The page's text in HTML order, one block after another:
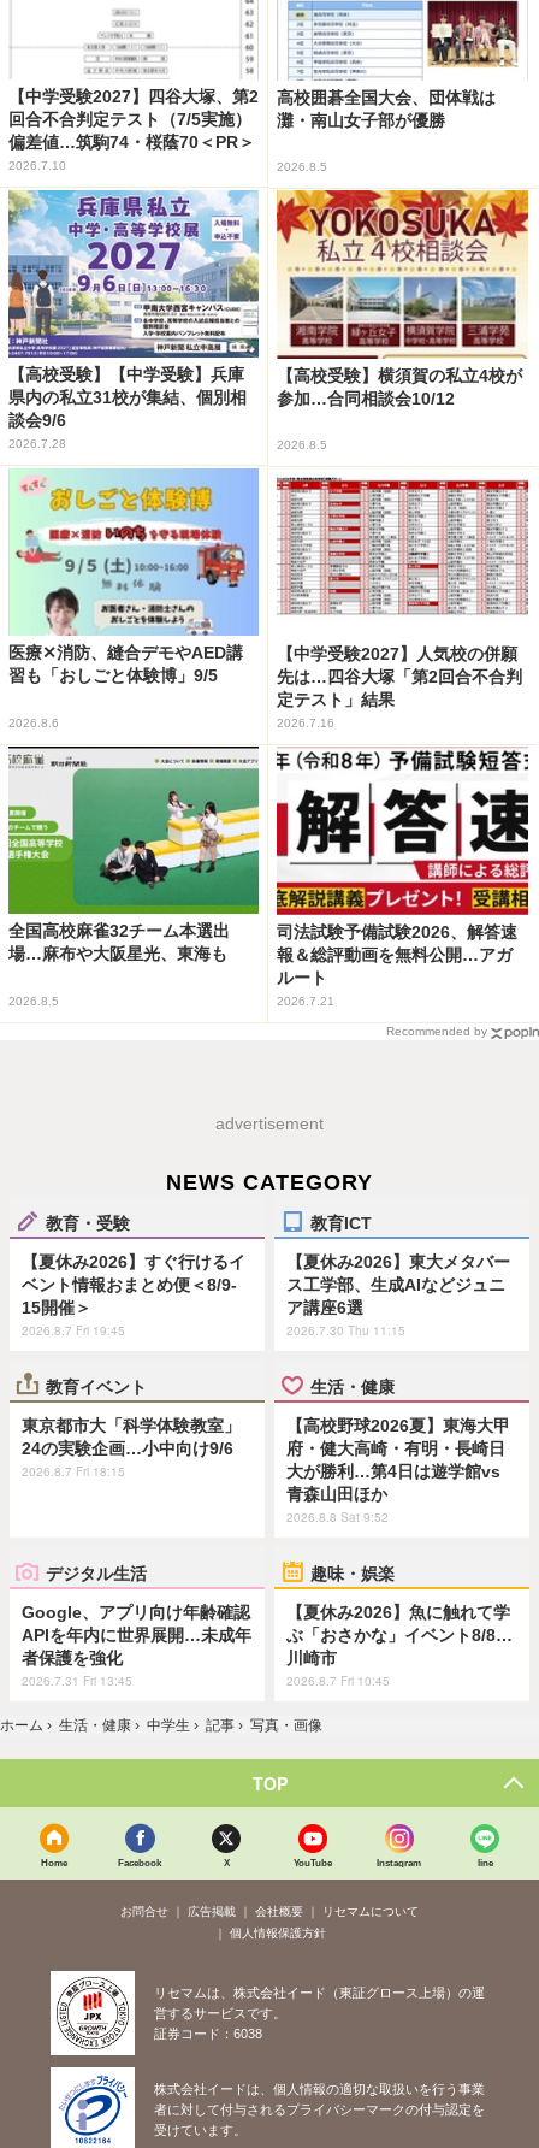
【中学受験2027】四谷大塚、第2
回合不合判定テスト（7/5実施）
偏差値…筑駒74・桜蔭70＜PR＞
2026.7.10
高校囲碁全国大会、団体戦は
灘・南山女子部が優勝
2026.8.5
【高校受験】【中学受験】兵庫
県内の私立31校が集結、個別相
談会9/6
2026.7.28
【高校受験】横須賀の私立4校が
参加…合同相談会10/12
2026.8.5
医療✕消防、縫合デモやAED講
習も「おしごと体験博」9/5
2026.8.6
【中学受験2027】人気校の併願
先は…四谷大塚「第2回合不合判
定テスト」結果
2026.7.16
全国高校麻雀32チーム本選出
場…麻布や大阪星光、東海も
2026.8.5
司法試験予備試験2026、解答速
報＆総評動画を無料公開…アガ
ルート
2026.7.21
Recommended by
advertisement
NEWS CATEGORY
教育・受験
【夏休み2026】すぐ行けるイ
ベント情報おまとめ便＜8/9-
15開催＞
2026.8.7 Fri 19:45
教育ICT
【夏休み2026】東大メタバー
ス工学部、生成AIなどジュニ
ア講座6選
2026.7.30 Thu 11:15
教育イベント
東京都市大「科学体験教室」
24の実験企画…小中向け9/6
2026.8.7 Fri 18:15
生活・健康
【高校野球2026夏】東海大甲
府・健大高崎・有明・長崎日
大が勝利…第4日は遊学館vs
青森山田ほか
2026.8.8 Sat 9:52
デジタル生活
Google、アプリ向け年齢確認
APIを年内に世界展開…未成年
者保護を強化
2026.7.31 Fri 13:45
趣味・娯楽
【夏休み2026】魚に触れて学
ぶ「おさかな」イベント8/8…
川崎市
2026.8.7 Fri 10:45
ホーム › 生活・健康 › 中学生 › 記事 › 写真・画像
TOP
Home Facebook X YouTube Instagram line
お問合せ 広告掲載 会社概要
リセマムについて
個人情報保護方針
リセマムは、株式会社イード（東証グロース上場）の運
営するサービスです。
証券コード：6038
株式会社イードは、個人情報の適切な取扱いを行う事業
者に対して付与されるプライバシーマークの付与認定を
受けています。